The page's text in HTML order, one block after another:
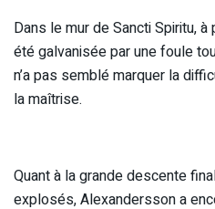
Dans le mur de Sancti Spiritu,
été galvanisée par une foule
n’a pas semblé marquer la
la maîtrise.
Quant à la grande descente
explosés, Alexandersson a